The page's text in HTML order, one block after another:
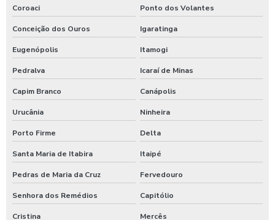
Coroaci Ponto dos Volantes
Conceição dos Ouros Igaratinga
Eugenópolis Itamogi
Pedralva Icaraí de Minas
Capim Branco Canápolis
Urucânia Ninheira
Porto Firme Delta
Santa Maria de Itabira Itaipé
Pedras de Maria da Cruz Fervedouro
Senhora dos Remédios Capitólio
Cristina Mercês